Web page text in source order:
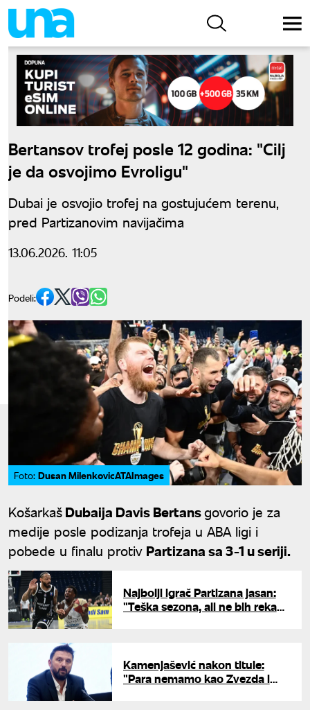
Bertansov trofej posle 12 godina: "Cilj
je da osvojimo Evroligu"
Dubai je osvojio trofej na gostujućem terenu,
pred Partizanovim navijačima
13.06.2026. 11:05
Podeli:
Foto: Dusan MilenkovicATAImages
KošarkašDubaija Davis Bertansgovorio je za
medije posle podizanja trofeja u ABA ligi i
pobede u finalu protiv Partizana sa 3-1 u seriji.
Najbolji igrač Partizana jasan:
"Teška sezona, ali ne bih rekao
Kamenjašević nakon titule:
"Para nemamo kao Zvezda i